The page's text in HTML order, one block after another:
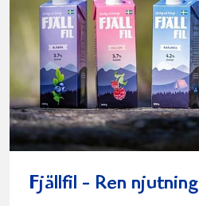
Fjällfil - Ren njutning